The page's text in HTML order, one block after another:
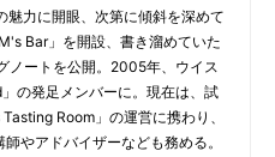
力に開眼、次第に傾斜を深めて
Bar」を開設、書き溜めていた
ノートを公開。2005年、ウイス
の発足メンバーに。現在は、試
Room」の運営に携わり、
やアドバイザーなども務める。